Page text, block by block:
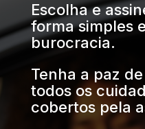
Escolha e
forma simples
burocracia.
Tenha a paz
todos os
cobertos pela